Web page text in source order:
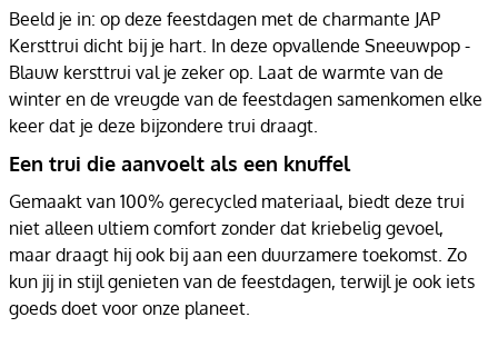
Beeld je in: op deze feestdagen met de charmante JAP
Kersttrui dicht bij je hart. In deze opvallende Sneeuwpop -
Blauw kersttrui val je zeker op. Laat de warmte van de
winter en de vreugde van de feestdagen samenkomen elke
keer dat je deze bijzondere trui draagt.
Een trui die aanvoelt als een knuffel
Gemaakt van 100% gerecycled materiaal, biedt deze trui
niet alleen ultiem comfort zonder dat kriebelig gevoel,
maar draagt hij ook bij aan een duurzamere toekomst. Zo
kun jij in stijl genieten van de feestdagen, terwijl je ook iets
goeds doet voor onze planeet.